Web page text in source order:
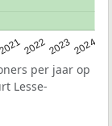
2021202220232024
per jaar op
Lesse-